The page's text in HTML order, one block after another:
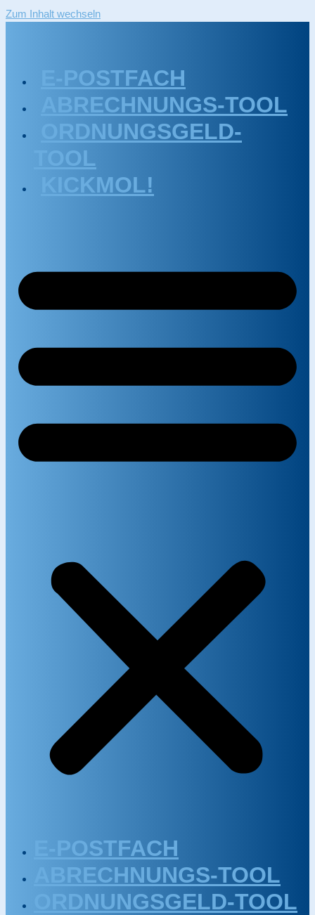
Zum Inhalt wechseln
E-POSTFACH
ABRECHNUNGS-TOOL
ORDNUNGSGELD-
TOOL
KICKMOL!
E-POSTFACH
ABRECHNUNGS-TOOL
ORDNUNGSGELD-TOOL